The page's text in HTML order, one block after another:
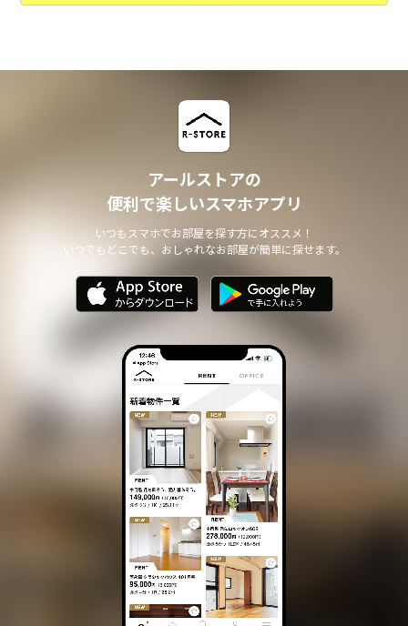
以下に定めのない目的で個人情報を利用する場合、あらかじめご本
からのご連絡の対応
不動産会社との業務における対応
・ 本サイトからのメールマガジンの送信、その他の対応
・ その他、本サイトの不動産物件情報サービスの提供のために必
個人情報の安全管理について
本サイトは、取り扱う個人情報の漏洩、滅失またはき損の防止その
他の個人情報の安全管理のために必要かつ適切な措置を講じます。
個人情報の委託について
する場合は、当該第三者について厳正な調査を行い、 取り扱いを
委託された個人情報の安全管理が図られるよう当該第三者に対する
また、コンサルティング、プライバシーマーク申請、ISMS申請業務
におきまして第三者と共同して業務を遂行する場合に 個人情報の
取り扱いを委託する場合 があります。
個人情報の第三者提供について
本サイトは、個人情報保護法等の法令に定めのある場合を除き、
個人情報をあらかじめご本人の同意を得ることなく、第三者に提供
個人情報の開示・訂正等について
本サイトは、ご本人から自己の個人情報についての開示の請求があ
る場合、速やかに開示をいたします。
その際、ご本人であることが確認できない場合 には、開示に応じ
個人情報の内容に誤りがあり、ご本人から訂正・追加・削除の請求
がある場合、調査の上、速やかにこれらの請求に対応いたします。
アールストアの
便利で楽しいスマホアプリ
いつもスマホでお部屋を探す方にオススメ！
いつでもどこでも、おしゃれなお部屋が簡単に探せます。